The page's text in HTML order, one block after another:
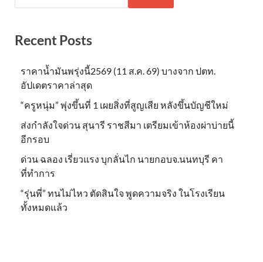
Recent Posts
ราคาน้ำมันพรุ่งนี้2569 (11 ส.ค. 69) บางจาก ปตท.
อัปเดตราคาล่าสุด
“ครูหนุ่ม” พุ่งขึ้นที่ 1 เผยสิ่งที่สูญเสีย หลังขึ้นบัญชีใหม่
ส่งกำลังใจด่วน สุนารี ราชสีมา เตรียมเข้าห้องผ่าบ่ายนี้
อีกรอบ
ด่วน ฉลอง เรี่ยวแรง บุกลั่นไก นายกอบจ.นนทบุรี คา
ที่ทำการ
“รุ่นพี่” ทนไม่ไหว ตัดสินใจ พูดความจริง ในโรงเรียน
ทั้งหมดแล้ว